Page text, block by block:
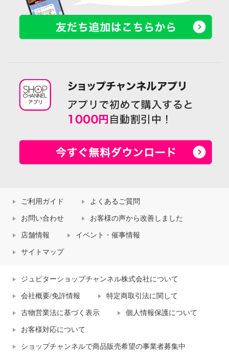
ご利用ガイド よくあるご質問
お問い合わせ お客様の声から改善しました
店舗情報 イベント・催事情報
サイトマップ
ジュピターショップチャンネル株式会社について
会社概要/免許情報 特定商取引法に関して
古物営業法に基づく表示 個人情報保護について
お客様対応について
ショップチャンネルで商品販売希望の事業者募集中